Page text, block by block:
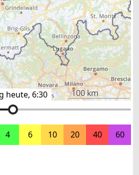
heute, 6:30
,others 100 km
4 6 10 20 40 60